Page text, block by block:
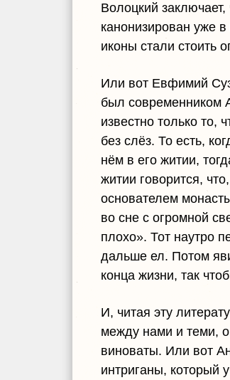
Волоцкий
канонизирован уже
иконы стали стоить
Или вот Евфимий
был современником
известно только то,
без слёз. То есть,
нём в его житии,
житии говорится,
основателем
во сне с огромной
плохо». Тот наутро
дальше ел. Потом
конца жизни, так
И, читая эту
между нами и теми,
виноваты. Или вот
интриганы, который